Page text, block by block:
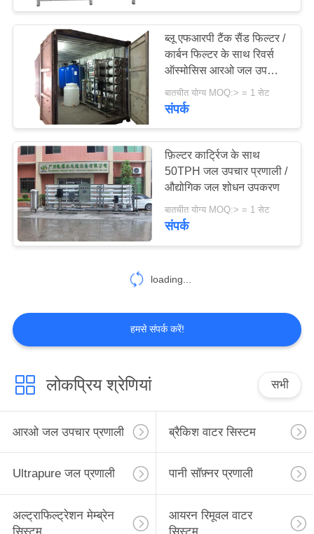
ब्लू एफआरपी टैंक सैंड फिल्टर /
कार्बन फिल्टर के साथ रिवर्स
ऑस्मोसिस आरओ जल उपचार
प्रणाली
बातचीत योग्य MOQ:> = 1 सेट
संपर्क
फ़िल्टर कार्ट्रिज के साथ
50TPH जल उपचार प्रणाली /
औद्योगिक जल शोधन उपकरण
बातचीत योग्य MOQ:> = 1 सेट
संपर्क
loading...
हमसे संपर्क करें!
लोकप्रिय श्रेणियां सभी
आरओ जल उपचार प्रणाली ब्रैकिश वाटर सिस्टम
Ultrapure जल प्रणाली पानी सॉफ़्नर प्रणाली
अल्ट्राफिल्ट्रेशन मेम्ब्रेन
आयरन रिमूवल वाटर